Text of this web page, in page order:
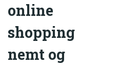
online
shopping
nemt og